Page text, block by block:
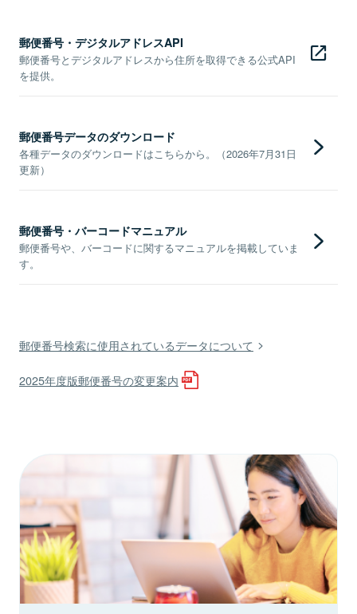
郵便番号・デジタルアドレスAPI
郵便番号とデジタルアドレスから住所を取得できる公式API
を提供。
郵便番号データのダウンロード
各種データのダウンロードはこちらから。（2026年7月31日
更新）
郵便番号・バーコードマニュアル
郵便番号や、バーコードに関するマニュアルを掲載していま
す。
郵便番号検索に使用されているデータについて
2025年度版郵便番号の変更案内